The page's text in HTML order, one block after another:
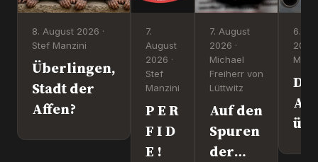
8. August 2026 ·
Stef Manzini
Überlingen,
Stadt der
Affen?
7.
August
2026 ·
Stef
Manzini
P E R
F I D
E !
7. August
2026 ·
Michael
Freiherr von
Lüttwitz
Auf den
Spuren
der
6.
2026